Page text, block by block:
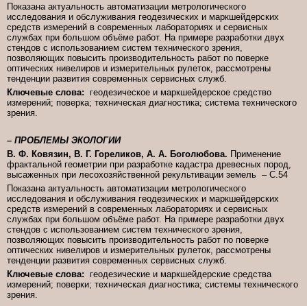
Показана актуальность автоматизации метрологического
исследования и обслуживания геодезических и маркшейдерских
средств измерений в современных лабораториях и сервисных
службах при большом объёме работ. На примере разработки двух
стендов с использованием систем технического зрения,
позволяющих повысить производительность работ по поверке
оптических нивелиров и измерительных рулеток, рассмотрены
тенденции развития современных сервисных служб.
Ключевые слова:
геодезическое и маркшейдерское средство
измерений; поверка; техническая диагностика; система технического
зрения.
– ПРОБЛЕМЫ ЭКОЛОГИИ
В. Ф. Ковязин, В. Г. Гореликов, А. А. Боголюбова. Применение
фрактальной геометрии при разработке кадастра древесных пород,
высаженных при лесохозяйственной рекультивации земель – C.54
Показана актуальность автоматизации метрологического
исследования и обслуживания геодезических и маркшейдерских
средств измерений в современных лабораториях и сервисных
службах при большом объёме работ. На примере разработки двух
стендов с использованием систем технического зрения,
позволяющих повысить производительность работ по поверке
оптических нивелиров и измерительных рулеток, рассмотрены
тенденции развития современных сервисных служб.
Ключевые слова:
геодезические и маркшейдерские средства
измерений; поверки; техническая диагностика; системы технического
зрения.